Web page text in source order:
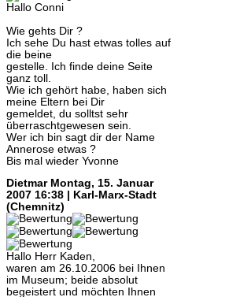
Hallo Conni
Wie gehts Dir ?
Ich sehe Du hast etwas tolles auf
die beine
gestelle. Ich finde deine Seite
ganz toll.
Wie ich gehört habe, haben sich
meine Eltern bei Dir
gemeldet, du solltst sehr
überraschtgewesen sein.
Wer ich bin sagt dir der Name
Annerose etwas ?
Bis mal wieder Yvonne
Dietmar Montag, 15. Januar
2007 16:38 | Karl-Marx-Stadt
(Chemnitz)
Hallo Herr Kaden,
waren am 26.10.2006 bei Ihnen
im Museum; beide absolut
begeistert und möchten Ihnen